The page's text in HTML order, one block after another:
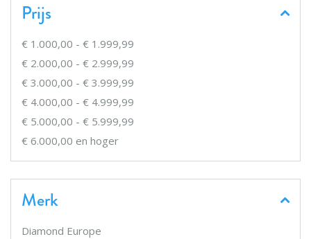
Prijs
€ 1.000,00 - € 1.999,99
€ 2.000,00 - € 2.999,99
€ 3.000,00 - € 3.999,99
€ 4.000,00 - € 4.999,99
€ 5.000,00 - € 5.999,99
€ 6.000,00 en hoger
Merk
Diamond Europe